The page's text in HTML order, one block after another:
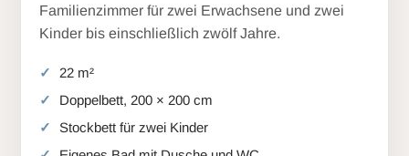
Familienzimmer für zwei Erwachsene und zwei
Kinder bis einschließlich zwölf Jahre.
22 m²
Doppelbett, 200 × 200 cm
Stockbett für zwei Kinder